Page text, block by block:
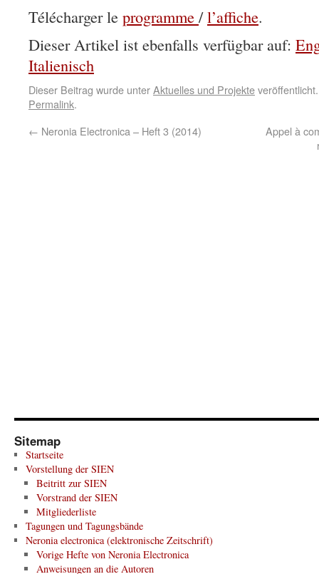
Télécharger le programme /l’affiche.
Dieser Artikel ist ebenfalls verfügbar auf:
Italienisch
Dieser Beitrag wurde unterAktuelles und Projekte
Permalink.
← Neronia Electronica – Heft 3 (2014)
Appel à
Sitemap
Startseite
Vorstellung der SIEN
Beitritt zur SIEN
Vorstrand der SIEN
Mitgliederliste
Tagungen und Tagungsbände
Neronia electronica (elektronische Zeitschrift)
Vorige Hefte von Neronia Electronica
Anweisungen an die Autoren